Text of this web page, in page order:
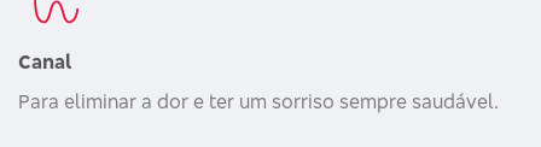
Canal
Para eliminar a dor e ter um sorriso sempre saudável.